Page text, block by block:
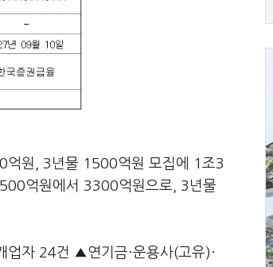
억원, 3년물 1500억원 모집에 1조3
억원에서 3300억원으로, 3년물
자 24건 ▲연기금·운용사(고유)·